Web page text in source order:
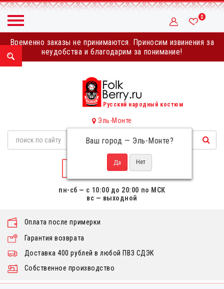
Временно заказы не принимаются. Приносим извинения за
неудобства и благодарим за понимание!
0
Русский народный костюм
Эль-Монте
Ваш город — Эль-Монте?
НАПИСАТЬ НАМ
пн-сб — с 10:00 до 20:00 по МСК
вс — выходной
Собственное производство
Оплата после примерки
Гарантия возврата
Доставка 400 рублей в любой ПВЗ СДЭК